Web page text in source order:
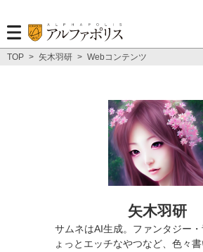
TOP > 矢木羽研 > Webコンテンツ
矢木羽研
サムネはAI生成。ファンタジー
ょっとエッチなやつなど、色々